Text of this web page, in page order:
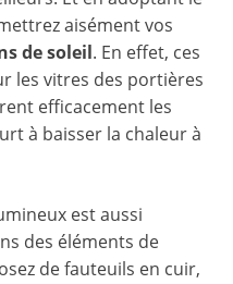
aisément vos
de soleil. En effet, ces
les vitres des portières
efficacement les
à baisser la chaleur à
est aussi
des éléments de
de fauteuils en cuir,